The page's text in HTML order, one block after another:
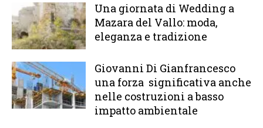
Una giornata di Wedding a
Mazara del Vallo: moda,
eleganza e tradizione
Giovanni Di Gianfrancesco
una forza significativa anche
nelle costruzioni a basso
impatto ambientale